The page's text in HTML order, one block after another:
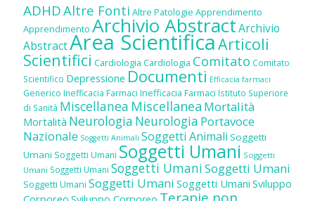
ADHDAltre Fonti Altre Patologie Apprendimento
Apprendimento Archivio AbstractArchivio
AbstractArea ScientificaArticoli
Scientifici Cardiologia Cardiologia Comitato Comitato
Scientifico Depressione Documenti Efficacia farmaci
Generico Inefficacia Farmaci Inefficacia Farmaci Istituto Superiore
di Sanità Miscellanea Miscellanea Mortalità
Mortalità Neurologia Neurologia Portavoce
Nazionale Soggetti Animali Soggetti Animali Soggetti
Umani Soggetti Umani Soggetti Umani Soggetti
Umani Soggetti Umani Soggetti UmaniSoggetti Umani
Soggetti Umani Soggetti Umani Soggetti Umani Sviluppo